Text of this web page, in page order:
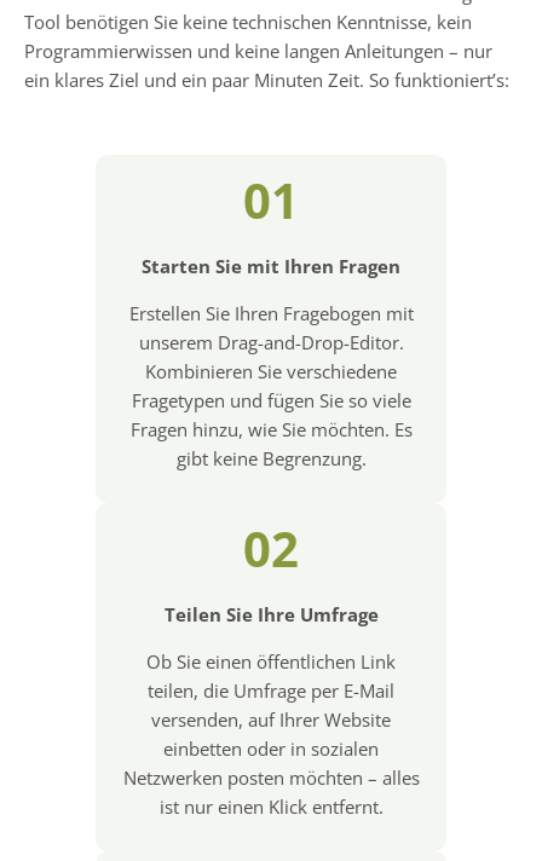
Tool benötigen Sie keine technischen Kenntnisse, kein
Programmierwissen und keine langen Anleitungen – nur
ein klares Ziel und ein paar Minuten Zeit. So funktioniert’s:
01
Starten Sie mit Ihren Fragen
Erstellen Sie Ihren Fragebogen mit
unserem Drag-and-Drop-Editor.
Kombinieren Sie verschiedene
Fragetypen und fügen Sie so viele
Fragen hinzu, wie Sie möchten. Es
gibt keine Begrenzung.
02
Teilen Sie Ihre Umfrage
Ob Sie einen öffentlichen Link
teilen, die Umfrage per E-Mail
versenden, auf Ihrer Website
einbetten oder in sozialen
Netzwerken posten möchten – alles
ist nur einen Klick entfernt.